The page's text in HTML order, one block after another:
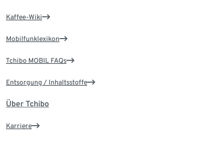
Kaffee-Wiki
Mobilfunklexikon
Tchibo MOBIL FAQs
Entsorgung / Inhaltsstoffe
Über Tchibo
Karriere